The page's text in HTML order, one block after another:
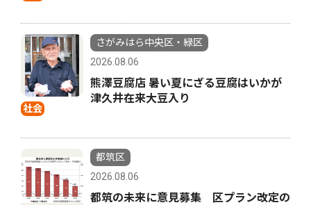
社会
さがみはら中央区・緑区
2026.08.06
熊澤豆腐店 暑い夏にざる豆腐はいかが
津久井在来大豆入り
都筑区
2026.08.06
都筑の未来に意見募集 区プラン改定の